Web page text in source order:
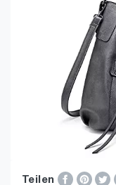
Teilen